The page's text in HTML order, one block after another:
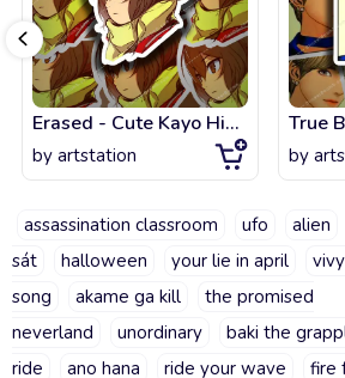
Erased - Cute Kayo Hinazuki fanart !
by artstation by
assassination classroom ufo alien
sát
halloween your lie in april
song
akame ga kill
the promised
neverland
unordinary baki the
ride
ano hana ride your wave fire